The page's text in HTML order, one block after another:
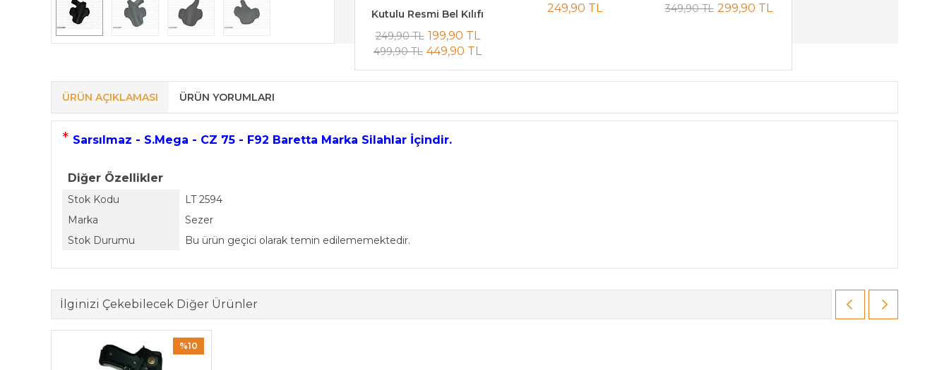
Kutulu Resmi Bel Kılıfı
249,90 TL 199,90 TL
499,90 TL 449,90 TL
249,90 TL
349,90 TL 299,90 TL
ÜRÜN AÇIKLAMASI ÜRÜN YORUMLARI
* Sarsılmaz - S.Mega - CZ 75 - F92 Baretta Marka Silahlar İçindir.
Diğer Özellikler
Stok Kodu
LT 2594
Marka
Sezer
Stok Durumu
Bu ürün geçici olarak temin edilememektedir.
İlginizi Çekebilecek Diğer Ürünler
%10